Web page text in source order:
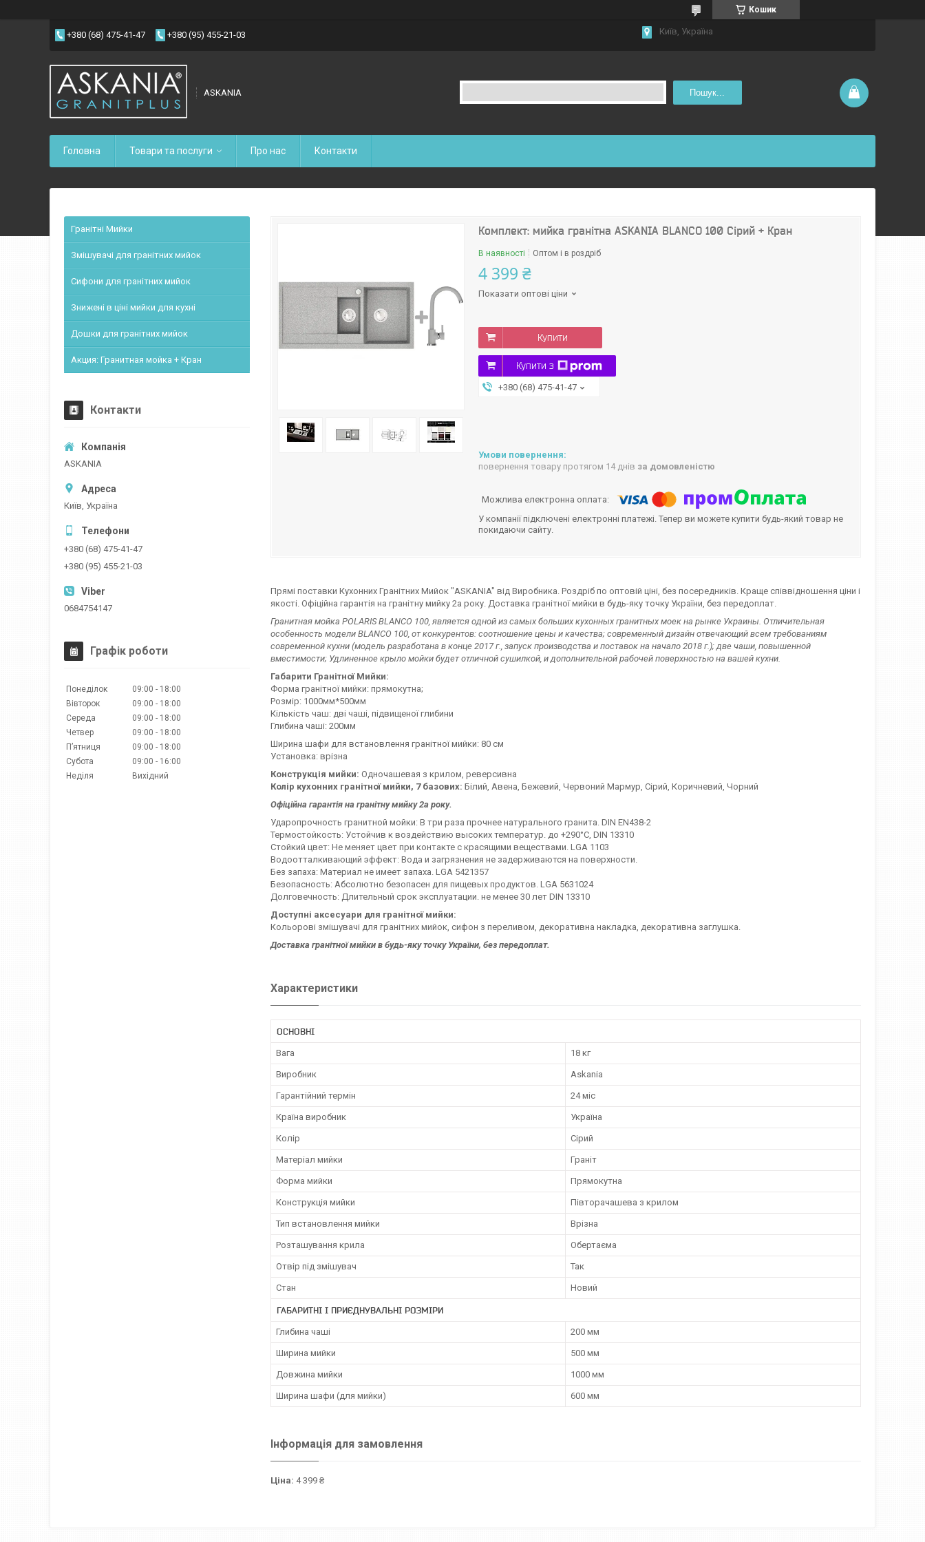
Кошик
+380 (68) 475-41-47 +380 (95) 455-21-03 Київ, Україна
ASKANIA Пошук...
Головна Товари та послуги Про нас Контакти
Комплект: мийка гранітна ASKANIA BLANCO 100 Сірий + Кран
В наявності Оптом і в роздріб
4 399 ₴
Показати оптові ціни
Купити
Купити з
+380 (68) 475-41-47
повернення товару протягом 14 днів за домовленістю
У компанії підключені електронні платежі. Тепер ви можете купити будь-який товар не
покидаючи сайту.
Прямі поставки Кухонних Гранітних Мийок "ASKANIA" від Виробника. Роздріб по оптовій ціні, без посередників. Краще співвідношення ціни і
якості. Офіційна гарантія на гранітну мийку 2а року. Доставка гранітної мийки в будь-яку точку України, без передоплат.
Гранитная мойка POLARIS BLANCO 100, является одной из самых больших кухонных гранитных моек на рынке Украины. Отличительная
особенность модели BLANCO 100, от конкурентов: соотношение цены и качества; современный дизайн отвечающий всем требованиям
современной кухни (модель разработана в конце 2017 г., запуск производства и поставок на начало 2018 г.); две чаши, повышенной
вместимости; Удлиненное крыло мойки будет отличной сушилкой, и дополнительной рабочей поверхностью на вашей кухни.
Габарити Гранітної Мийки:
Форма гранітної мийки: прямокутна;
Розмір: 1000мм*500мм
Кількість чаш: дві чаші, підвищеної глибини
Глибина чаші: 200мм
Ширина шафи для встановлення гранітної мийки: 80 см
Установка: врізна
Конструкція мийки: Одночашевая з крилом, реверсивна
Колір кухонних гранітної мийки, 7 базових: Білий, Авена, Бежевий, Червоний Мармур, Сірий, Коричневий, Чорний
Офіційна гарантія на гранітну мийку 2а року.
Ударопрочность гранитной мойки: В три раза прочнее натурального гранита. DIN EN438-2
Термостойкость: Устойчив к воздействию высоких температур. до +290°C, DIN 13310
Стойкий цвет: Не меняет цвет при контакте с красящими веществами. LGA 1103
Водоотталкивающий эффект: Вода и загрязнения не задерживаются на поверхности.
Без запаха: Материал не имеет запаха. LGA 5421357
Безопасность: Абсолютно безопасен для пищевых продуктов. LGA 5631024
Долговечность: Длительный срок эксплуатации. не менее 30 лет DIN 13310
Доступні аксесуари для гранітної мийки:
Кольорові змішувачі для гранітних мийок, сифон з переливом, декоративна накладка, декоративна заглушка.
Доставка гранітної мийки в будь-яку точку України, без передоплат.
Характеристики
ОСНОВНІ
Вага 18 кг
Виробник Askania
Гарантійний термін 24 міс
Країна виробник Україна
Колір Сірий
Матеріал мийки Граніт
Форма мийки Прямокутна
Конструкція мийки Півторачашева з крилом
Тип встановлення мийки Врізна
Розташування крила Обертаєма
Отвір під змішувач Так
Стан Новий
ГАБАРИТНІ І ПРИЄДНУВАЛЬНІ РОЗМІРИ
Глибина чаші 200 мм
Ширина мийки 500 мм
Довжина мийки 1000 мм
Ширина шафи (для мийки) 600 мм
Інформація для замовлення
Ціна: 4 399 ₴
Гранітні Мийки
Змішувачі для гранітних мийок
Сифони для гранітних мийок
Знижені в ціні мийки для кухні
Дошки для гранітних мийок
Акция: Гранитная мойка + Кран
Контакти
ASKANIA
Київ, Україна
+380 (68) 475-41-47
+380 (95) 455-21-03
0684754147
Графік роботи
Понеділок 09:00
18:00
Вівторок
09:00
18:00
Середа
09:00
18:00
Четвер
09:00
18:00
Пʼятниця
09:00
18:00
Субота
09:00
16:00
Неділя
Вихідний